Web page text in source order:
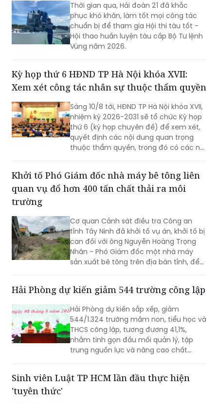
Thời gian qua, Hải đoàn 21 đã khắc
phục khó khăn, làm tốt mọi công tác
chuẩn bị để tham gia Hội thi tàu tốt -
Hội thao huấn luyện tàu cấp Bộ Tư lệnh
Vùng năm 2026.
Kỳ họp thứ 6 HĐND TP Hà Nội khóa XVII:
Xem xét công tác nhân sự thuộc thẩm quyền
Sáng 10/8 tới, HĐND TP Hà Nội khóa XVII,
nhiệm kỳ 2026-2031 sẽ tổ chức Kỳ họp
thứ 6 (kỳ họp chuyên đề) để xem xét,
quyết định các nội dung quan trọng
thuộc thẩm quyền, trong đó có các nội
Khởi tố Phó Giám đốc nhà máy bê tông liên
quan vụ đổ hơn 400 tấn chất thải ra môi
trường
Cơ quan Cảnh sát điều tra Công an
tỉnh Tây Ninh đã khởi tố vụ án, khởi tố bị
can đối với ông Nguyễn Hoàng Trọng
Nhân - Phó Giám đốc một nhà máy
sản xuất bê tông trên địa bàn tỉnh, để
đến việc đổ, chôn lấp trái phép hơn
400 tấn bê tông thải ra môi trường.
Hải Phòng dự kiến giảm 544 trường công lập
Hải Phòng dự kiến sắp xếp, giảm
544/1.324 trường mầm non, tiểu học và
THCS công lập, tương đương 41,1%,
nhằm tinh gọn đầu mối quản lý, tập
trung nguồn lực và nâng cao chất
Sinh viên Luật TP HCM lần đầu thực hiện
'tuyên thức'